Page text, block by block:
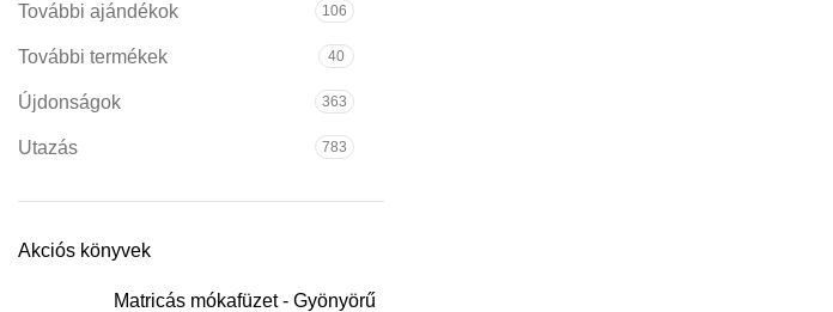
További ajándékok 106
További termékek 40
Újdonságok 363
Utazás 783
Akciós könyvek
Matricás mókafüzet - Gyönyörű